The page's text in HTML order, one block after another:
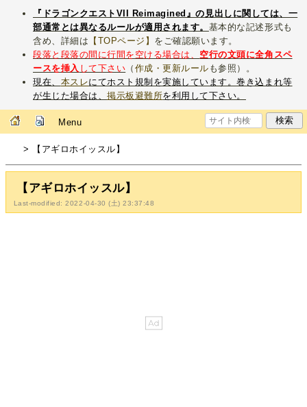
『ドラゴンクエストVII Reimagined』の見出しに関しては、一
部通常とは異なるルールが適用されます。 基本的な記述形式も
含め、詳細は 【TOPページ】 をご確認願います。
段落と段落の間に行間を空ける場合は、 空行の文頭に全角スペ
ースを挿入 して下さい （ 作成・更新ルール も参照）。
現在、 本スレにてホスト規制を実施しています。巻き込まれ等
が生じた場合は、掲示板避難所を利用して下さい。
Menu
> 【アギロホイッスル】
【アギロホイッスル】
Last-modified: 2022-04-30 (土) 23:37:48